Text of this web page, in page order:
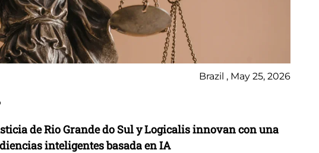
Brazil , May 25, 2026
de Rio Grande do Sul y Logicalis innovan con una
inteligentes basada en IA